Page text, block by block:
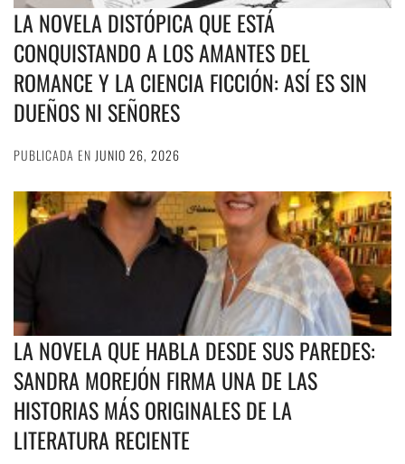
LA NOVELA DISTÓPICA QUE ESTÁ
CONQUISTANDO A LOS AMANTES DEL
ROMANCE Y LA CIENCIA FICCIÓN: ASÍ ES SIN
DUEÑOS NI SEÑORES
PUBLICADA EN JUNIO 26, 2026
LA NOVELA QUE HABLA DESDE SUS PAREDES:
SANDRA MOREJÓN FIRMA UNA DE LAS
HISTORIAS MÁS ORIGINALES DE LA
LITERATURA RECIENTE